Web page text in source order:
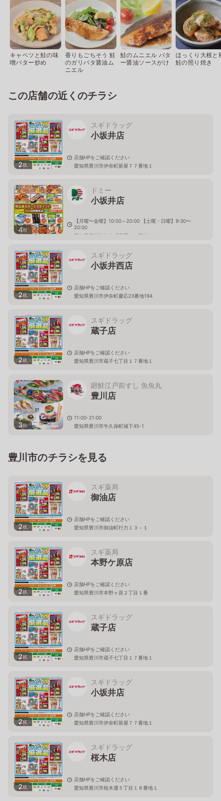
キャベツと鮭の味
噌バター炒め
香りもごちそう 鮭
のガリバタ醤油ム
ニエル
鮭のムニエル バタ
ー醤油ソースがけ
ほっくり大根と
鮭の照り焼き
この店舗の近くのチラシ
2枚
スギドラッグ
小坂井店
店舗HPをご確認ください
愛知県豊川市伊奈町新屋７７番地１
4枚
ドミー
小坂井店
【月曜〜金曜】10:00～20:00 【土曜・日曜】9:30〜
20:00
愛知県豊川市伊奈町慶応２３番地１９４
2枚
スギドラッグ
小坂井西店
店舗HPをご確認ください
愛知県豊川市伊奈町慶応23番地194
2枚
スギドラッグ
蔵子店
店舗HPをご確認ください
愛知県豊川市蔵子七丁目１７番地１
3枚
廻鮮江戸前すし 魚魚丸
豊川店
11:00-21:00
愛知県豊川市牛久保町城下45-1
豊川市のチラシを見る
2枚
スギ薬局
御油店
店舗HPをご確認ください
愛知県豊川市御油町行力１３－１
2枚
スギ薬局
本野ケ原店
店舗HPをご確認ください
愛知県豊川市本野ヶ原２丁目１番
2枚
スギドラッグ
蔵子店
店舗HPをご確認ください
愛知県豊川市蔵子七丁目１７番地１
2枚
スギドラッグ
小坂井店
店舗HPをご確認ください
愛知県豊川市伊奈町新屋７７番地１
2枚
スギドラッグ
桜木店
店舗HPをご確認ください
愛知県豊川市桜木通５丁目１８番地１